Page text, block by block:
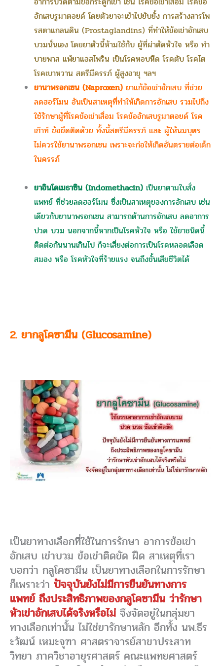
อักเสบรูมาตอยด์ โดยตัวยาจะเข้าไปยับยั้ง การสร้างสารโพ
รสตาแกลนดิน (Prostaglandins) ที่ทำให้ข้อเข่าอักเสบ
บวมนั่นเอง โดยยาตัวนี้ห้ามใช้กับ ผู้ที่ผ่าตัดหัวใจ หรือ ทำ
บายพาส แพ้ยาแอสไพริน เป็นโรคหอบหืด โรคตับ โรคไต
โรคเบาหวาน สตรีมีครรภ์ ผู้สูงอายุ ฯลฯ
ยานาพรอกเซน (Naproxen) ยาแก้ข้อเข่าอักเสบ ที่ช่วย
ลดฮอร์โมน อันเป็นสาเหตุที่ทำให้เกิดการอักเสบ รวมไปถึง
ใช้รักษาผู้ที่โรคข้อเข่าเสื่อม โรคข้ออักเสบรูมาตอยด์ โรค
เก๊าท์ ข้อยึดติดด้วย ทั้งนี้สตรีมีครรภ์ และ ผู้ให้นมบุตร
ไม่ควรใช้ยานาพรอกเซน เพราะจะก่อให้เกิดอันตรายต่อเด็ก
ในครรภ์
ยาอินโดเมธาซิน (Indomethacin)เป็นยาตามใบสั่ง
แพทย์ ที่ช่วยลดฮอร์โมน ซึ่งเป็นสาเหตุของการอักเสบ เช่น
เดียวกับยานาพรอกเซน สามารถต้านการอักเสบ ลดอาการ
ปวด บวม นอกจากนี้หากเป็นโรคหัวใจ หรือ ใช้ยาชนิดนี้
ติดต่อกันนานเกินไป ก็จะเสี่ยงต่อการเป็นโรคหลอดเลือด
สมอง หรือ โรคหัวใจที่ร้ายแรง จนถึงขั้นเสียชีวิตได้
2. ยากลูโคซามีน (Glucosamine)
เป็นยาทางเลือกที่ใช้ในการรักษา อาการข้อเข่า
อักเสบ เข่าบวม ข้อเข่าติดขัด ฝืด สาเหตุที่เรา
บอกว่า กลูโคซามีน เป็นยาทางเลือกในการรักษา
ก็เพราะว่า ปัจจุบันยังไม่มีการยืนยันทางการ
แพทย์ ถึงประสิทธิภาพของกลูโคซามีน ว่ารักษา
หัวเข่าอักเสบได้จริงหรือไม่ จึงจัดอยู่ในกลุ่มยา
ทางเลือกเท่านั้น ไม่ใช่ยารักษาหลัก อีกทั้ง นพ.ธีร
ะวัฒน์ เหมะจุฑา ศาสตราจารย์สาขาประสาท
วิทยา ภาควิชาอายุรศาสตร์ คณะแพทยศาสตร์